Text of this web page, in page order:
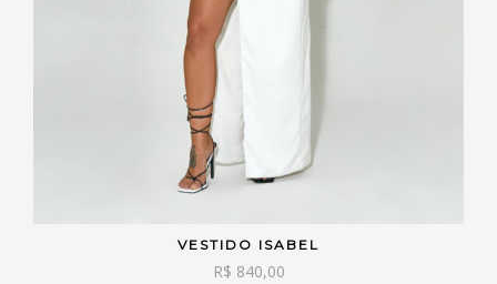
VER OPÇÕES
R$ 840,00
VESTIDO ISABEL